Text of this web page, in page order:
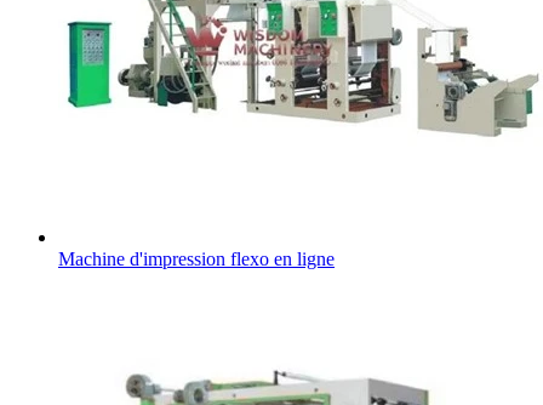
Machine d'impression flexo en ligne